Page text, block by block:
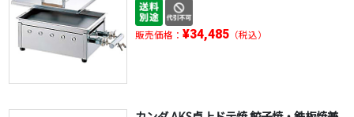
販売価格： ¥34,485（税込）